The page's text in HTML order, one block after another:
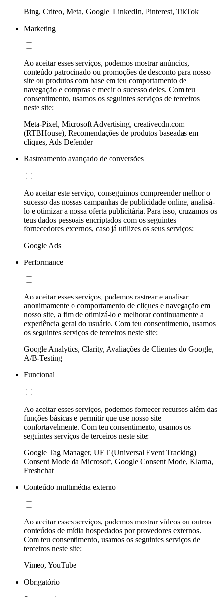
Bing, Criteo, Meta, Google, LinkedIn, Pinterest, TikTok
Marketing
Ao aceitar esses serviços, podemos mostrar anúncios,
conteúdo patrocinado ou promoções de desconto para nosso
site ou produtos com base em teu comportamento de
navegação e compras e medir o sucesso deles. Com teu
consentimento, usamos os seguintes serviços de terceiros
neste site:
Meta-Pixel, Microsoft Advertising, creativecdn.com
(RTBHouse), Recomendações de produtos baseadas em
cliques, Ads Defender
Rastreamento avançado de conversões
Ao aceitar este serviço, conseguimos compreender melhor o
sucesso das nossas campanhas de publicidade online, analisá-
lo e otimizar a nossa oferta publicitária. Para isso, cruzamos os
teus dados pessoais encriptados com os seguintes
fornecedores externos, caso já utilizes os seus serviços:
Google Ads
Performance
Ao aceitar esses serviços, podemos rastrear e analisar
anonimamente o comportamento de cliques e navegação em
nosso site, a fim de otimizá-lo e melhorar continuamente a
experiência geral do usuário. Com teu consentimento, usamos
os seguintes serviços de terceiros neste site:
Google Analytics, Clarity, Avaliações de Clientes do Google,
A/B-Testing
Funcional
Ao aceitar esses serviços, podemos fornecer recursos além das
funções básicas e permitir que use nosso site
confortavelmente. Com teu consentimento, usamos os
seguintes serviços de terceiros neste site:
Google Tag Manager, UET (Universal Event Tracking)
Consent Mode da Microsoft, Google Consent Mode, Klarna,
Freshchat
Conteúdo multimédia externo
Ao aceitar esses serviços, podemos mostrar vídeos ou outros
conteúdos de mídia hospedados por provedores externos.
Com teu consentimento, usamos os seguintes serviços de
terceiros neste site:
Vimeo, YouTube
Obrigatório